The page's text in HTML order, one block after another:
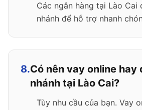
Các ngân hàng tại Lào Cai
nhánh để hỗ trợ nhanh
8.Có nên vay online hay
nhánh tại Lào Cai?
Tùy nhu cầu của bạn. Vay